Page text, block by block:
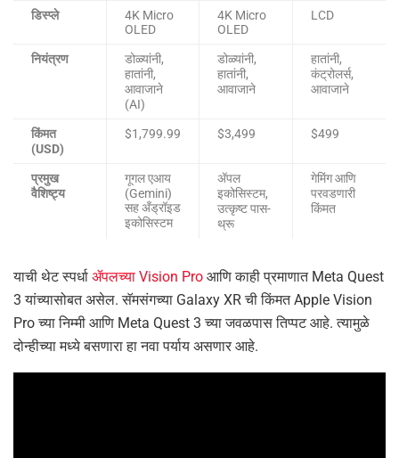
डिस्प्ले
4K Micro
OLED
4K Micro
OLED
LCD
नियंत्रण
डोळ्यांनी,
हातांनी,
आवाजाने
(AI)
डोळ्यांनी,
हातांनी,
आवाजाने
हातांनी,
कंट्रोलर्स,
आवाजाने
किंमत
(USD)
$1,799.99 $3,499 $499
प्रमुख
वैशिष्ट्य
गूगल एआय
(Gemini)
सह अँड्रॉइड
इकोसिस्टम
ॲपल
इकोसिस्टम,
उत्कृष्ट पास-
थ्रू
गेमिंग आणि
परवडणारी
किंमत
याची थेट स्पर्धा ॲपलच्या Vision Pro आणि काही प्रमाणात Meta Quest
3 यांच्यासोबत असेल. सॅमसंगच्या Galaxy XR ची किंमत Apple Vision
Pro च्या निम्मी आणि Meta Quest 3 च्या जवळपास तिप्पट आहे. त्यामुळे
दोन्हीच्या मध्ये बसणारा हा नवा पर्याय असणार आहे.